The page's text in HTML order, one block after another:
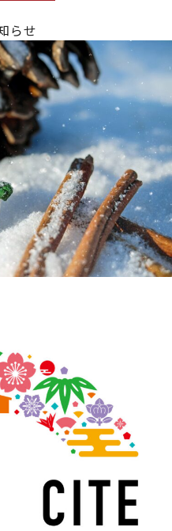
らせ